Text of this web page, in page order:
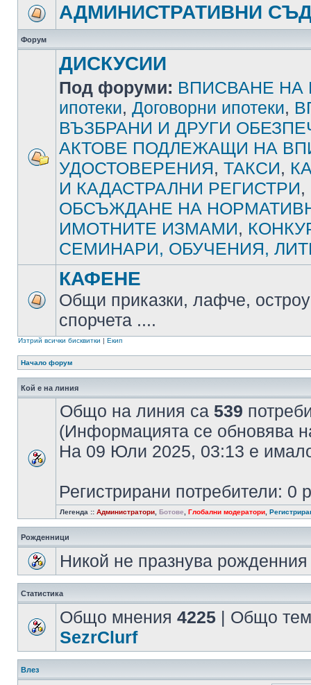
АДМИНИСТРАТИВНИ
Форум
ДИСКУСИИ
Под форуми: ВПИСВАНЕ НА
ипотеки, Договорни ипотеки,
ВЪЗБРАНИ И ДРУГИ
АКТОВЕ ПОДЛЕЖАЩИ НА
УДОСТОВЕРЕНИЯ, ТАКСИ,
И КАДАСТРАЛНИ РЕГИСТРИ,
ОБСЪЖДАНЕ НА
ИМОТНИТЕ ИЗМАМИ,
СЕМИНАРИ, ОБУЧЕНИЯ,
КАФЕНЕ
Общи приказки, лафче,
спорчета ....
Изтрий всички бисквитки | Екип
Начало форум
Кой е на линия
Общо на линия са 539
(Информацията се обновява
На 09 Юли 2025, 03:13 е
Регистрирани потребители: 0
Легенда :: Администратори Ботове Глобални модератори
Рожденници
Никой не празнува
Статистика
Общо мнения 4225 | Общо
SezrClurf
Влез